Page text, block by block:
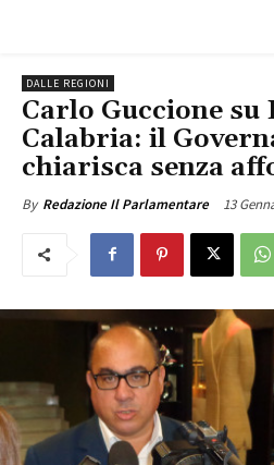
DALLE REGIONI
Carlo Guccione su
Calabria: il
chiarisca senza
By Redazione Il Parlamentare 13